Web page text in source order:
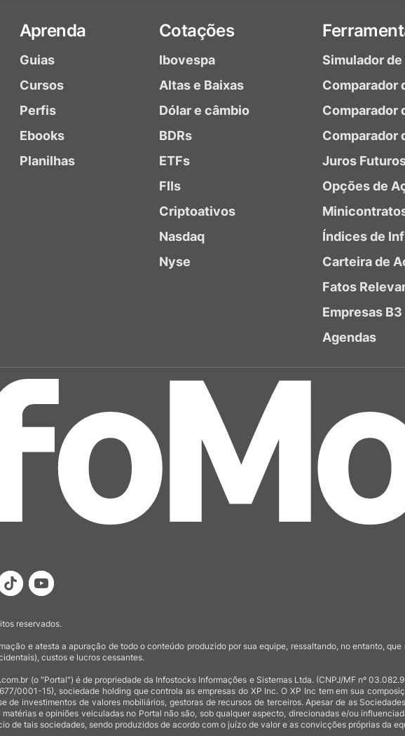
Aprenda
Guias
Cursos
Perfis
Ebooks
Planilhas
Cotações
Ibovespa
Altas e Baixas
Dólar e câmbio
BDRs
ETFs
FIIs
Criptoativos
Nasdaq
Nyse
Simulador
Comparador
Comparador
Comparador
Juros
Opções de
Índices de
Carteira de
Fatos
Empresas B3
Agendas
reservados.
e atesta a apuração de todo o conteúdo produzido por sua equipe, ressaltando, no entanto,
custos e lucros cessantes.
(o "Portal") é de propriedade da Infostocks Informações e Sistemas Ltda. (CNPJ/MF nº
0001-15), sociedade holding que controla as empresas do XP Inc. O XP Inc tem em sua
de investimentos de valores mobiliários, gestoras de recursos de terceiros. Apesar de as
e opiniões veiculadas no Portal não são, sob qualquer aspecto, direcionadas e/ou
de tais sociedades, sendo produzidos de acordo com o juízo de valor e as convicções próprias da